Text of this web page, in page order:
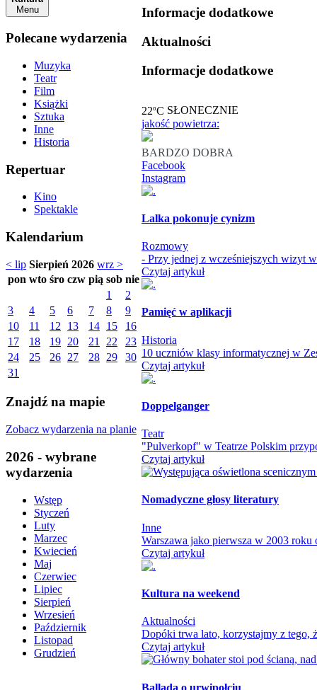
Menu
Polecane wydarzenia
Muzyka
Teatr
Film
Książki
Sztuka
Inne
Historia
Repertuar
Kino
Spektakle
Kalendarium
< lip Sierpień 2026 wrz >
pon wto śro czw pią sob nie
1
2
3
4 5 6 7 8
9
10
11 12 13 14 15
16
17
18 19 20 21 22
23
24
25 26 27 28 29
30
31
Znajdź na mapie
Zobacz wydarzenia na planie
2026 - wybrane
wydarzenia
Wstęp
Styczeń
Luty
Marzec
Kwiecień
Maj
Czerwiec
Lipiec
Sierpień
Wrzesień
Październik
Listopad
Grudzień
Informacje dodatkowe
Aktualności
Informacje dodatkowe
22oC SŁONECZNIE
jakość powietrza:
BARDZO DOBRA
Facebook
Instagram
Lalka pokonuje cynizm
Rozmowy
- Przy jednej z wcześniejszych wizyt
Czytaj artykuł
Pamięć w aplikacji
Historia
10 uczniów klasy informatycznej w
Czytaj artykuł
Doppelganger
Teatr
"Pulverkopf" w Teatrze Polskim
Czytaj artykuł
Nomadyczne głosy literatury
Inne
Warszawa jako pierwsza w 2003 roku
Czytaj artykuł
Kultura na weekend
Aktualności
Dopóki trwa lato, korzystajmy z tego,
Czytaj artykuł
Ballada o urwipołciu